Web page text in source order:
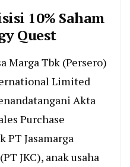
10% Saham
Quest
Marga Tbk (Persero)
Limited
Akta
Purchase
PT Jasamarga
JKC), anak usaha